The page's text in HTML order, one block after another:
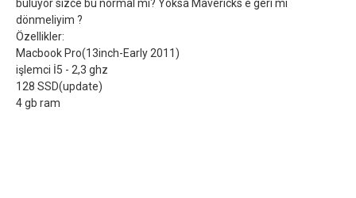
buluyor sizce bu normal mi? Yoksa Mavericks e geri mi
dönmeliyim ?
Özellikler:
Macbook Pro(13inch-Early 2011)
işlemci İ5 - 2,3 ghz
128 SSD(update)
4 gb ram